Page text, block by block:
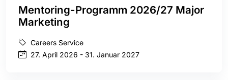
Mentoring-Programm 2026/27 Major
Marketing
Careers Service
27. April 2026 - 31. Januar 2027